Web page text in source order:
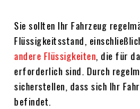
Sie sollten Ihr Fahrzeug
Flüssigkeitsstand,
andere Flüssigkeiten , die für
erforderlich sind. Durch
sicherstellen, dass sich Ihr
befindet.